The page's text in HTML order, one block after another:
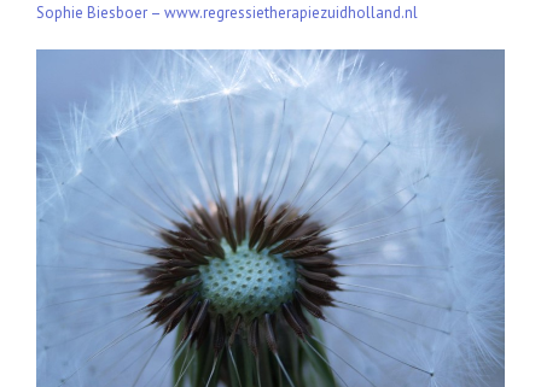
Sophie Biesboer – www.regressietherapiezuidholland.nl